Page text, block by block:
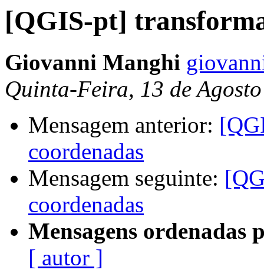
[QGIS-pt]
Giovanni Manghi
Quinta-Feira, 13 de
Mensagem anterior:
coordenadas
Mensagem seguinte:
coordenadas
Mensagens ordenadas
[ autor ]